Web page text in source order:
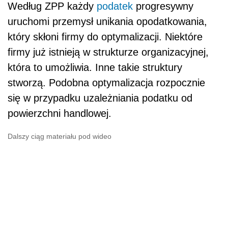
Według ZPP każdy podatek progresywny
uruchomi przemysł unikania opodatkowania,
który skłoni firmy do optymalizacji. Niektóre
firmy już istnieją w strukturze organizacyjnej,
która to umożliwia. Inne takie struktury
stworzą. Podobna optymalizacja rozpocznie
się w przypadku uzależniania podatku od
powierzchni handlowej.
Dalszy ciąg materiału pod wideo